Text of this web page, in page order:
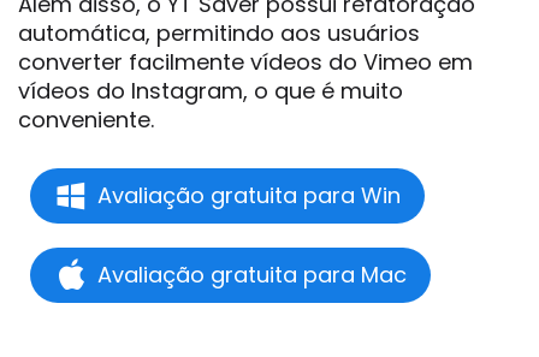
automática, permitindo aos usuários
converter facilmente vídeos do Vimeo em
vídeos do Instagram, o que é muito
conveniente.
Avaliação gratuita para Win
Avaliação gratuita para Mac